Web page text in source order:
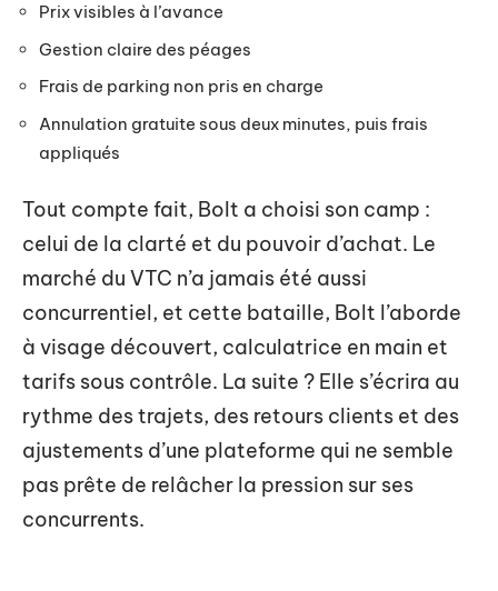
Prix visibles à l’avance
Gestion claire des péages
Frais de parking non pris en charge
Annulation gratuite sous deux minutes, puis frais
appliqués
Tout compte fait, Bolt a choisi son camp :
celui de la clarté et du pouvoir d’achat. Le
marché du VTC n’a jamais été aussi
concurrentiel, et cette bataille, Bolt l’aborde
à visage découvert, calculatrice en main et
tarifs sous contrôle. La suite ? Elle s’écrira au
rythme des trajets, des retours clients et des
ajustements d’une plateforme qui ne semble
pas prête de relâcher la pression sur ses
concurrents.